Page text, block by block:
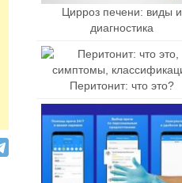
Цирроз печени: виды и
диагностика
Перитонит: что это?